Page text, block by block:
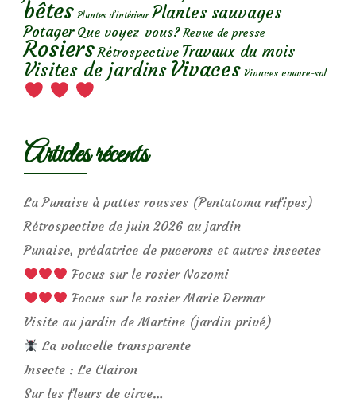
bêtes Plantes d’intérieur Plantes sauvages
Potager Que voyez-vous? Revue de presse
Rosiers Rétrospective Travaux du mois
Visites de jardins Vivaces Vivaces couvre-sol
Articles récents
La Punaise à pattes rousses (Pentatoma rufipes)
Rétrospective de juin 2026 au jardin
Punaise, prédatrice de pucerons et autres insectes
Focus sur le rosier Nozomi
Focus sur le rosier Marie Dermar
Visite au jardin de Martine (jardin privé)
La volucelle transparente
Insecte : Le Clairon
Sur les fleurs de circe…